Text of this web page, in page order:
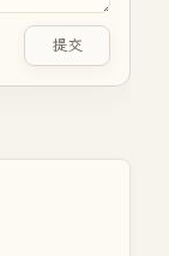
提交